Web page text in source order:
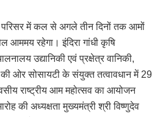
परिसर में कल से अगले तीन दिनों तक आमों
आममय रहेगा। इंदिरा गांधी कृषि
उद्यानिकी एवं प्रक्षेत्र वानिकी,
ओर सोसायटी के संयुक्त तत्वावधान में 29
राष्ट्रीय आम महोत्सव का आयोजन
की अध्यक्षता मुख्यमंत्री श्री विष्णुदेव